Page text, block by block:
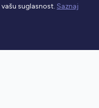
suglasnost. Saznaj